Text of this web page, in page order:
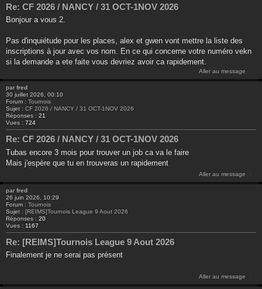
Re: CF 2026 / NANCY / 31 OCT-1NOV 2026
Bonjour a vous 2.
Pas d'inquiétude pour les places, alex et gwen vont mettre la liste des
inscriptions à jour avec vos nom. En ce qui concerne votre numéro vekn
si la demande a ete faite vous devriez avoir ca rapidement.
Aller au message
par fred
30 juillet 2026, 00:10
Forum : Tournois
Sujet : CF 2026 / NANCY / 31 OCT-1NOV 2026
Réponses : 21
Vues : 724
Re: CF 2026 / NANCY / 31 OCT-1NOV 2026
Tubas encore 3 mois pour trouver un job ca va le faire
Mais j'espère que tu en trouveras un rapidement
Aller au message
par fred
26 juin 2026, 10:29
Forum : Tournois
Sujet : [REIMS]Tournois League 9 Aout 2026
Réponses : 20
Vues : 1167
Re: [REIMS]Tournois League 9 Aout 2026
Finalement je ne serai pas présent
Aller au message